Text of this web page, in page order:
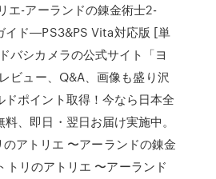
エ-アーランドの錬金術士2-
イド―PS3&PS Vita対応版 [単
バシカメラの公式サイト「ヨ
ビュー、Q&A、画像も盛り沢
ドポイント取得！今なら日本全
、即日・翌日お届け実施中。
アトリエ 〜アーランドの錬金
トリのアトリエ 〜アーランド